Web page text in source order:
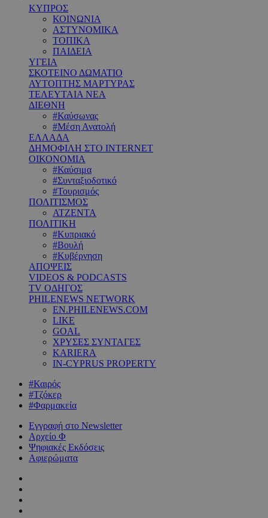
ΚΥΠΡΟΣ
ΚΟΙΝΩΝΙΑ
ΑΣΤΥΝΟΜΙΚΑ
ΤΟΠΙΚΑ
ΠΑΙΔΕΙΑ
ΥΓΕΙΑ
ΣΚΟΤΕΙΝΟ ΔΩΜΑΤΙΟ
ΑΥΤΟΠΤΗΣ ΜΑΡΤΥΡΑΣ
ΤΕΛΕΥΤΑΙΑ ΝΕΑ
ΔΙΕΘΝΗ
#Καύσωνας
#Μέση Ανατολή
ΕΛΛΑΔΑ
ΔΗΜΟΦΙΛΗ ΣΤΟ INTERNET
ΟΙΚΟΝΟΜΙΑ
#Καύσιμα
#Συνταξιοδοτικό
#Τουρισμός
ΠΟΛΙΤΙΣΜΟΣ
ΑΤΖΕΝΤΑ
ΠΟΛΙΤΙΚΗ
#Κυπριακό
#Βουλή
#Κυβέρνηση
ΑΠΟΨΕΙΣ
VIDEOS & PODCASTS
TV ΟΔΗΓΟΣ
PHILENEWS NETWORK
EN.PHILENEWS.COM
LIKE
GOAL
ΧΡΥΣΕΣ ΣΥΝΤΑΓΕΣ
KARIERA
IN-CYPRUS PROPERTY
#Καιρός
#Τζόκερ
#Φαρμακεία
Εγγραφή στο Newsletter
Αρχείο Φ
Ψηφιακές Εκδόσεις
Αφιερώματα